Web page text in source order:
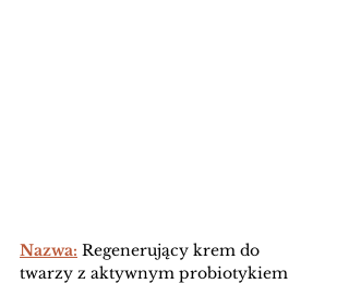
Nazwa: Regenerujący krem do
twarzy z aktywnym probiotykiem